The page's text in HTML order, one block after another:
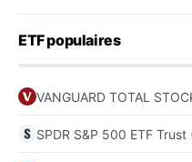
ETF populaires
VANGUARD TOTAL
SPDR S&P 500 ETF Trust